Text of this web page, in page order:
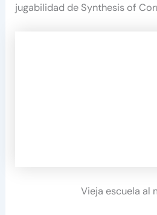
jugabilidad de Synthesis of
Vieja escuela al